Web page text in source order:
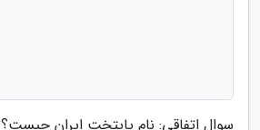
سوال اتفاقی: نام پایتخت ایران چیست؟